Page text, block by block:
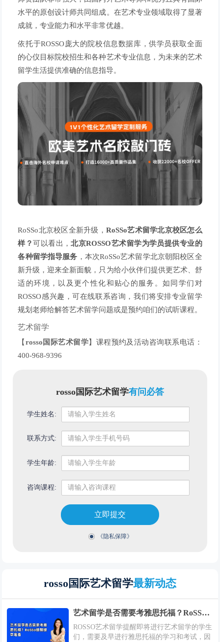
水平的原创设计师共同组成。在艺术专业领域取得了显著
成就，专业能力和水平非常优越。
依托于ROSSO庞大的院校信息数据库，供学员获取全面
的心仪目标院校招生和各种艺术专业信息，为未来的艺术
留学生活提供准确的信息指导。
RoSSo北京校区全新升级， RoSSo艺术留学北京校区怎么
样？可以看出，北京ROSSO艺术留学为学员提供专业的
各种留学指导服务 ，本次RoSSo艺术留学北京朝阳校区全
新升级，迎来全新面貌，只为给小伙伴们提供更艺术、舒
适的环境，以及更个性化和贴心的服务。如同学们对
ROSSO感兴趣，可在线联系咨询，我们将安排专业留学
规划老师给解答艺术留学问题或是预约咱们的试听课程。
艺术留学
【rosso国际艺术留学】课程预约及活动咨询联系电话：
400-968-9396
rosso国际艺术留学有问必答
学生姓名:
联系方式:
学生年龄:
咨询课程:
立即提交
《隐私保障》
rosso国际艺术留学最新动态
艺术留学是否需要考雅思托福？RoSSo提醒提早准备
ROSSO艺术留学提醒即将进行艺术留学的学生
们，需要及早进行雅思托福的学习和考试，因